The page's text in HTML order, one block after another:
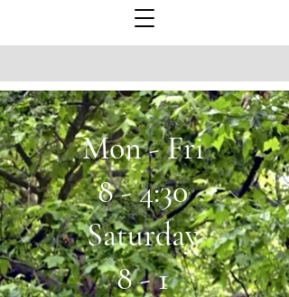
Mon - Fri
8 - 4:30
Saturday
8 - 1